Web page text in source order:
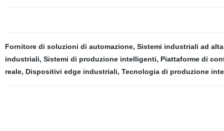
Fornitore di soluzioni di automazione, Sistemi industriali ad
industriali, Sistemi di produzione intelligenti, Piattaforme di
reale, Dispositivi edge industriali, Tecnologia di produzione